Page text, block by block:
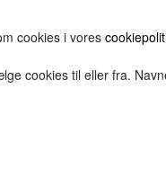
cookies i vores
cookies til eller fra.
A HARDDISKE